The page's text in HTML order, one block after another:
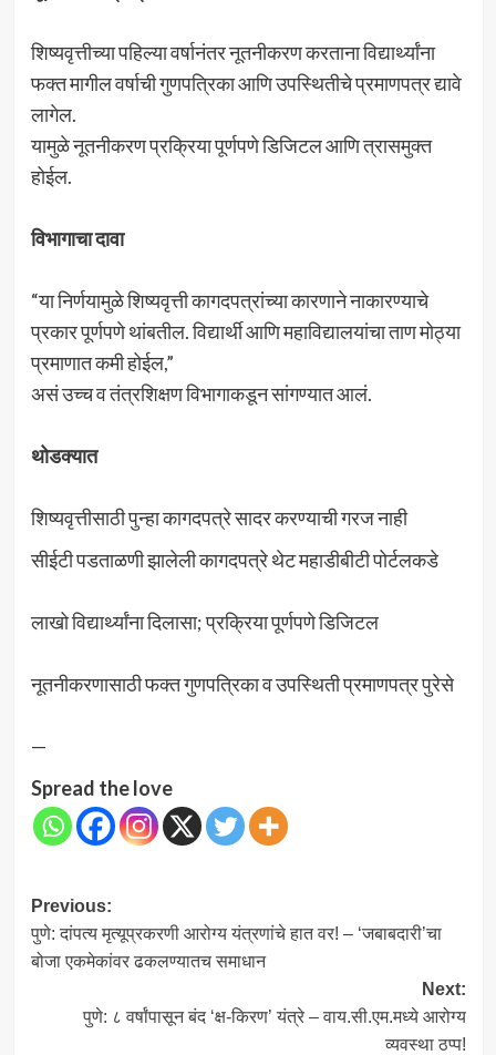
शिष्यवृत्तीच्या पहिल्या वर्षानंतर नूतनीकरण करताना विद्यार्थ्यांना
फक्त मागील वर्षाची गुणपत्रिका आणि उपस्थितीचे प्रमाणपत्र द्यावे
लागेल.
यामुळे नूतनीकरण प्रक्रिया पूर्णपणे डिजिटल आणि त्रासमुक्त
होईल.
विभागाचा दावा
“या निर्णयामुळे शिष्यवृत्ती कागदपत्रांच्या कारणाने नाकारण्याचे
प्रकार पूर्णपणे थांबतील. विद्यार्थी आणि महाविद्यालयांचा ताण मोठ्या
प्रमाणात कमी होईल,”
असं उच्च व तंत्रशिक्षण विभागाकडून सांगण्यात आलं.
थोडक्यात
शिष्यवृत्तीसाठी पुन्हा कागदपत्रे सादर करण्याची गरज नाही
सीईटी पडताळणी झालेली कागदपत्रे थेट महाडीबीटी पोर्टलकडे
लाखो विद्यार्थ्यांना दिलासा; प्रक्रिया पूर्णपणे डिजिटल
नूतनीकरणासाठी फक्त गुणपत्रिका व उपस्थिती प्रमाणपत्र पुरेसे
—
Spread the love
Post
navigation
Previous:
पुणे: दांपत्य मृत्यूप्रकरणी आरोग्य यंत्रणांचे हात वर! – ‘जबाबदारी’चा
बोजा एकमेकांवर ढकलण्यातच समाधान
Next:
पुणे: ८ वर्षांपासून बंद ‘क्ष-किरण’ यंत्रे – वाय.सी.एम.मध्ये आरोग्य
व्यवस्था ठप्प!